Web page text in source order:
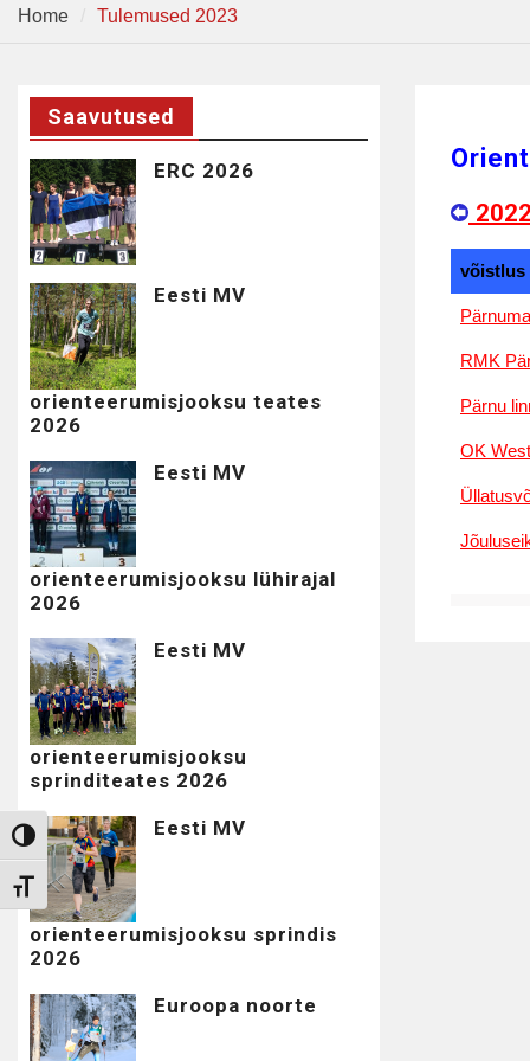
Toggle High Contrast
Toggle Font size
Home Tulemused 2023
2022
võistlus
RMK
Pärnu
OK
Saavutused
ERC 2026
Eesti MV
orienteerumisjooksu teates
2026
Eesti MV
orienteerumisjooksu lühirajal
2026
Eesti MV
orienteerumisjooksu
sprinditeates 2026
Eesti MV
orienteerumisjooksu sprindis
2026
Euroopa noorte